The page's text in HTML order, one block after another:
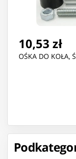
10,53 zł
OŚKA DO KOŁA,